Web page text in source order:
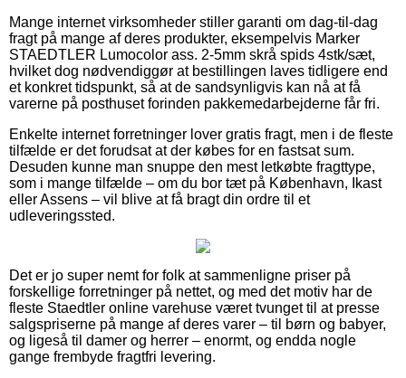
Mange internet virksomheder stiller garanti om dag-til-dag
fragt på mange af deres produkter, eksempelvis Marker
STAEDTLER Lumocolor ass. 2-5mm skrå spids 4stk/sæt,
hvilket dog nødvendiggør at bestillingen laves tidligere end
et konkret tidspunkt, så at de sandsynligvis kan nå at få
varerne på posthuset forinden pakkemedarbejderne får fri.
Enkelte internet forretninger lover gratis fragt, men i de fleste
tilfælde er det forudsat at der købes for en fastsat sum.
Desuden kunne man snuppe den mest letkøbte fragttype,
som i mange tilfælde – om du bor tæt på København, Ikast
eller Assens – vil blive at få bragt din ordre til et
udleveringssted.
Det er jo super nemt for folk at sammenligne priser på
forskellige forretninger på nettet, og med det motiv har de
fleste Staedtler online varehuse været tvunget til at presse
salgspriserne på mange af deres varer – til børn og babyer,
og ligeså til damer og herrer – enormt, og endda nogle
gange frembyde fragtfri levering.